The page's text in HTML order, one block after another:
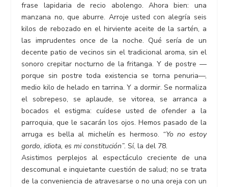
frase lapidaria de recio abolengo. Ahora bien: una
manzana no, que aburre. Arroje usted con alegría seis
kilos de rebozado en el hirviente aceite de la sartén, a
las imprudentes once de la noche. Qué sería de un
decente patio de vecinos sin el tradicional aroma, sin el
sonoro crepitar nocturno de la fritanga. Y de postre —
porque sin postre toda existencia se torna penuria—,
medio kilo de helado en tarrina. Y a dormir. Se normaliza
el sobrepeso, se aplaude, se vitorea, se arranca a
bocados el estigma: cuídese usted de ofender a la
parroquia, que le sacarán los ojos. Hemos pasado de la
arruga es bella al michelín es hermoso. “Yo no estoy
gordo, idiota, es mi constitución”. Sí, la del 78.
Asistimos perplejos al espectáculo creciente de una
descomunal e inquietante cuestión de salud; no se trata
de la conveniencia de atravesarse o no una oreja con un